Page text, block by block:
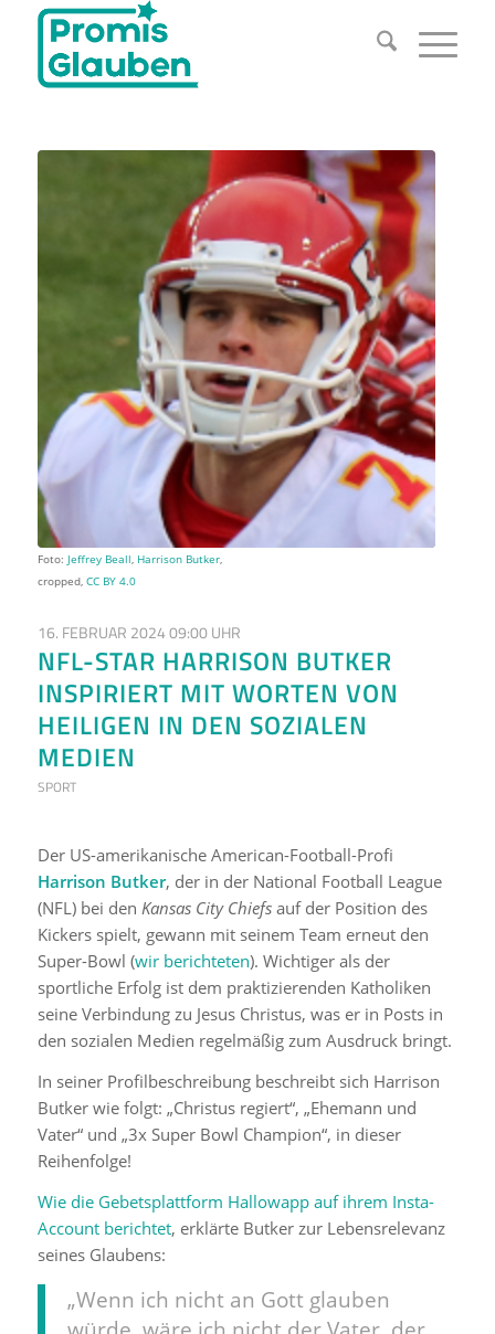
Foto: Jeffrey Beall, Harrison Butker,
cropped, CC BY 4.0
16. FEBRUAR 2024 09:00 UHR
NFL-STAR HARRISON BUTKER
INSPIRIERT MIT WORTEN VON
HEILIGEN IN DEN SOZIALEN
MEDIEN
SPORT
Der US-amerikanische American-Football-Profi
Harrison Butker, der in der National Football League
(NFL) bei den Kansas City Chiefs auf der Position des
Kickers spielt, gewann mit seinem Team erneut den
Super-Bowl (wir berichteten). Wichtiger als der
sportliche Erfolg ist dem praktizierenden Katholiken
seine Verbindung zu Jesus Christus, was er in Posts in
den sozialen Medien regelmäßig zum Ausdruck bringt.
In seiner Profilbeschreibung beschreibt sich Harrison
Butker wie folgt: „Christus regiert“, „Ehemann und
Vater“ und „3x Super Bowl Champion“, in dieser
Reihenfolge!
Wie die Gebetsplattform Hallowapp auf ihrem Insta-
Account berichtet, erklärte Butker zur Lebensrelevanz
seines Glaubens:
„Wenn ich nicht an Gott glauben